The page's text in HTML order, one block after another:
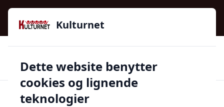
Kulturnet - Alt Det Gode I Livet | Din Kulturguide Siden
2016
97 kategorier 👍Kun godkendte butikker
Kulturnet
Dette website benytter
cookies og lignende
teknologier